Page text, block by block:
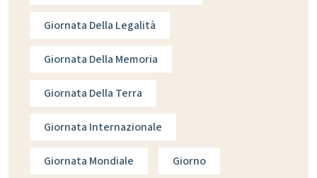
Giornata Della Legalità
Giornata Della Memoria
Giornata Della Terra
Giornata Internazionale
Giornata Mondiale Giorno